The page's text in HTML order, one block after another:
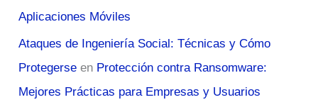
Aplicaciones Móviles
Ataques de Ingeniería Social: Técnicas y Cómo
Protegerse en Protección contra Ransomware:
Mejores Prácticas para Empresas y Usuarios